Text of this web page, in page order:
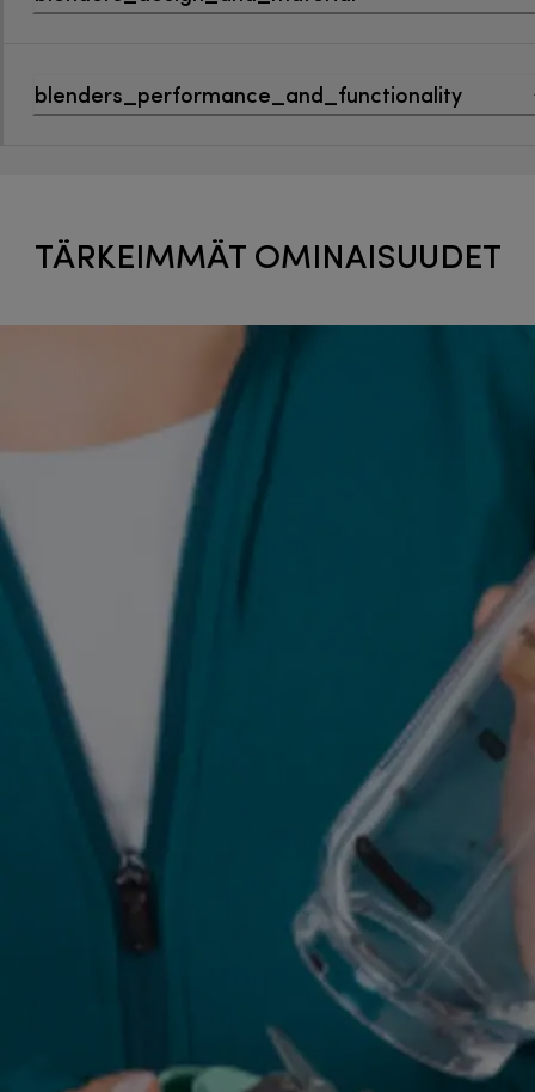
blenders_performance_and_functionality
TÄRKEIMMÄT OMINAISUUDET